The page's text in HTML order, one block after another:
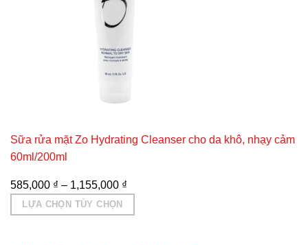
Sữa rửa mặt Zo Hydrating Cleanser cho da khô, nhạy cảm
60ml/200ml
585,000 ₫ – 1,155,000 ₫
LỰA CHỌN TÙY CHỌN